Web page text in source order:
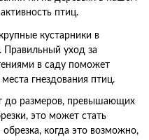
птиц.
кустарники в
уход за
в саду поможет
гнездования птиц.
до размеров, превышающих
это может стать
когда это возможно,